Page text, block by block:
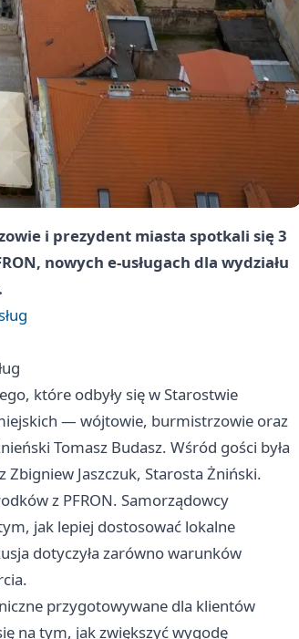
i prezydent miasta spotkali się 3
nowych e‑usługach dla wydziału
które odbyły się w Starostwie
— wójtowie, burmistrzowie oraz
Tomasz Budasz. Wśród gości była
Jaszczuk, Starosta Żniński.
z PFRON. Samorządowcy
jak lepiej dostosować lokalne
dotyczyła zarówno warunków
przygotowywane dla klientów
na tym, jak zwiększyć wygodę